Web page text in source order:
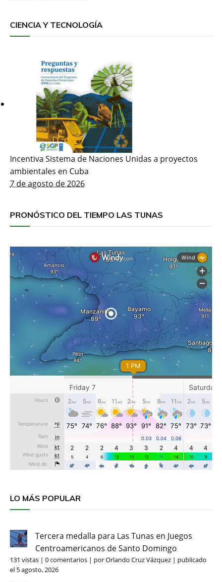
CIENCIA Y TECNOLOGÍA
Incentiva Sistema de Naciones Unidas a proyectos
ambientales en Cuba
7 de agosto de 2026
PRONÓSTICO DEL TIEMPO LAS TUNAS
LO MÁS POPULAR
Tercera medalla para Las Tunas en Juegos
Centroamericanos de Santo Domingo
131 vistas | 0 comentarios | porOrlando Cruz Vázquez | publicado
el 5 agosto, 2026